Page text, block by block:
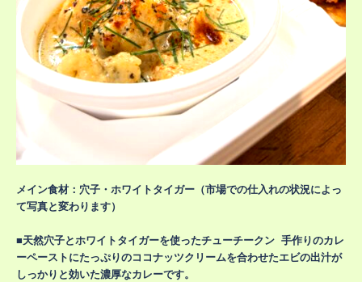
メイン食材：穴子・ホワイトタイガー（市場での仕入れの状況によっ
て写真と変わります）
■天然穴子とホワイトタイガーを使ったチューチークン 手作りのカレ
ーペーストにたっぷりのココナッツクリームを合わせたエビの出汁が
しっかりと効いた濃厚なカレーです。